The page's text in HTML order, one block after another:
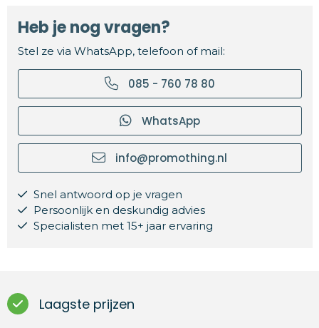
Heb je nog vragen?
Stel ze via WhatsApp, telefoon of mail:
085 - 760 78 80
WhatsApp
info@promothing.nl
Snel antwoord op je vragen
Persoonlijk en deskundig advies
Specialisten met 15+ jaar ervaring
Laagste prijzen